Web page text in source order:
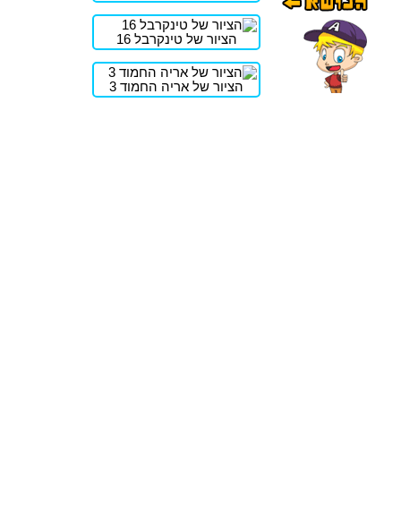
הציור של טינקרבל 16
הציור של אריה החמוד 3